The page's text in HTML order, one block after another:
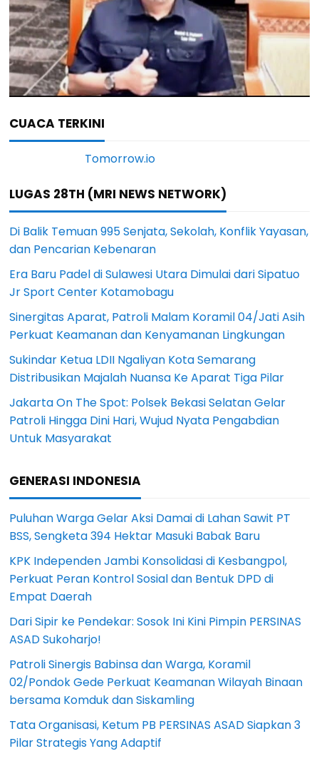
CUACA TERKINI
LUGAS 28TH (MRI NEWS NETWORK)
Di Balik Temuan 995 Senjata, Sekolah, Konflik Yayasan,
dan Pencarian Kebenaran
Era Baru Padel di Sulawesi Utara Dimulai dari Sipatuo
Jr Sport Center Kotamobagu
Sinergitas Aparat, Patroli Malam Koramil 04/Jati Asih
Perkuat Keamanan dan Kenyamanan Lingkungan
Sukindar Ketua LDII Ngaliyan Kota Semarang
Distribusikan Majalah Nuansa Ke Aparat Tiga Pilar
Jakarta On The Spot: Polsek Bekasi Selatan Gelar
Patroli Hingga Dini Hari, Wujud Nyata Pengabdian
Untuk Masyarakat
GENERASI INDONESIA
Puluhan Warga Gelar Aksi Damai di Lahan Sawit PT
BSS, Sengketa 394 Hektar Masuki Babak Baru
KPK Independen Jambi Konsolidasi di Kesbangpol,
Perkuat Peran Kontrol Sosial dan Bentuk DPD di
Empat Daerah
Dari Sipir ke Pendekar: Sosok Ini Kini Pimpin PERSINAS
ASAD Sukoharjo!
Patroli Sinergis Babinsa dan Warga, Koramil
02/Pondok Gede Perkuat Keamanan Wilayah Binaan
bersama Komduk dan Siskamling
Tata Organisasi, Ketum PB PERSINAS ASAD Siapkan 3
Pilar Strategis Yang Adaptif